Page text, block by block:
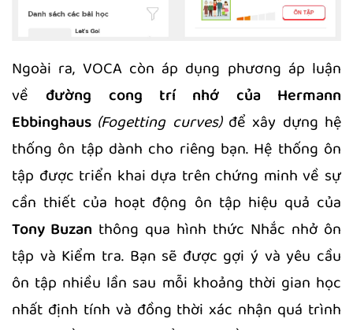
Ngoài ra, VOCA còn áp dụng phương áp luận
vềđường cong trí nhớ của Hermann
Ebbinghaus (Fogetting curves) để xây dựng hệ
thống ôn tập dành cho riêng bạn. Hệ thống ôn
tập được triển khai dựa trên chứng minh về sự
cần thiết của hoạt động ôn tập hiệu quả của
Tony Buzan thông qua hình thức Nhắc nhở ôn
tập và Kiểm tra. Bạn sẽ được gợi ý và yêu cầu
ôn tập nhiều lần sau mỗi khoảng thời gian học
nhất định tính và đồng thời xác nhận quá trình